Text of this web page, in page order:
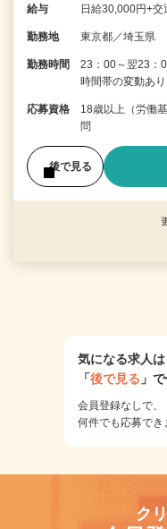
給与 日給30,000円+
勤務地 東京都／埼玉県
勤務時間
23：00～翌23：
時間帯の変動あ
応募資格
18歳以上（労働
問
後で見る
気になる求人は
「後で見る 」
会員登録なしで、
何件でも応募でき
ク